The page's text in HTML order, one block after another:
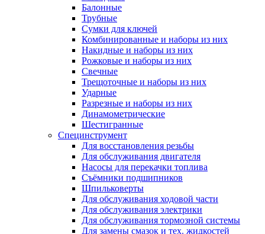
Балонные
Трубные
Сумки для ключей
Комбинированные и наборы из них
Накидные и наборы из них
Рожковые и наборы из них
Свечные
Трещоточные и наборы из них
Ударные
Разрезные и наборы из них
Динамометрические
Шестигранные
Специнструмент
Для восстановления резьбы
Для обслуживания двигателя
Насосы для перекачки топлива
Съёмники подшипников
Шпильковерты
Для обслуживания ходовой части
Для обслуживания электрики
Для обслуживания тормозной системы
Для замены смазок и тех. жидкостей